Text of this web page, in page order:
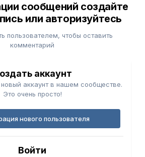
сообщений создайте
или авторизуйтесь
пользователем, чтобы оставить
комментарий
аккаунт
новый аккаунт в нашем сообществе.
Это очень просто!
нового пользователя
Войти